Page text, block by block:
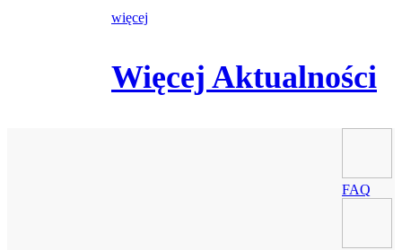
więcej
Więcej Aktualności
FAQ